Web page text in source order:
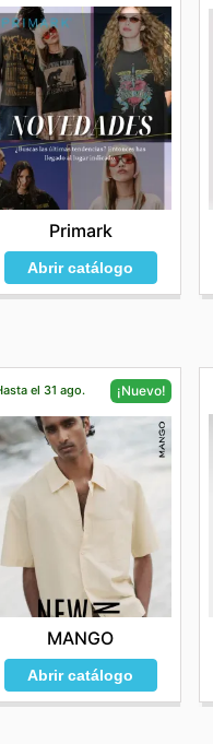
Primark
Abrir catálogo
el 31 ago. ¡Nuevo!
MANGO
Abrir catálogo